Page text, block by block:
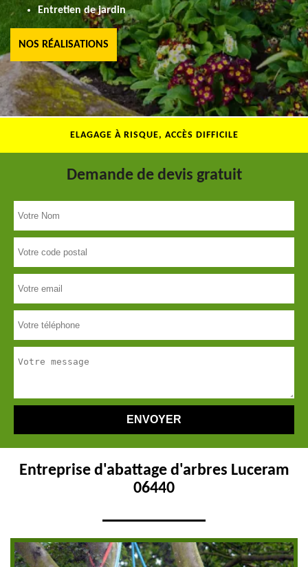
Entretien de jardin
NOS RÉALISATIONS
ELAGAGE À RISQUE, ACCÈS DIFFICILE
Demande de devis gratuit
Entreprise d'abattage d'arbres Luceram
06440